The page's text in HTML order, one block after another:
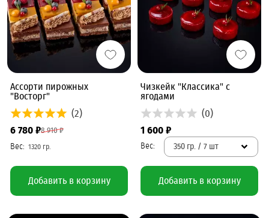
Ассорти пирожных
"Восторг"
(2)
8 910 ₽
6 780 ₽
Добавить в корзину
Чизкейк "Классика" с
ягодами
(0)
1 600 ₽
350 гр. / 7 шт
Добавить в корзину